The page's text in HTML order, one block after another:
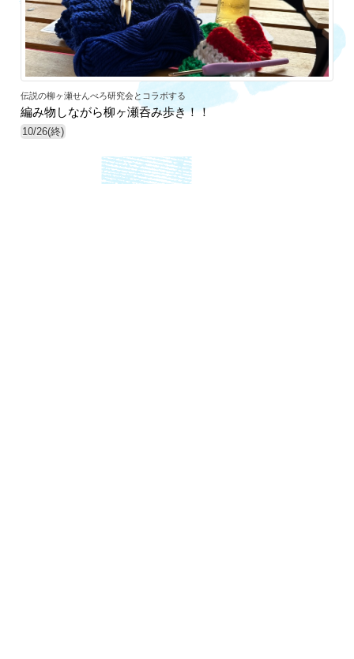
伝説の柳ヶ瀬せんべろ研究会とコラボする
編み物しながら柳ヶ瀬呑み歩き！！
10/26(終)